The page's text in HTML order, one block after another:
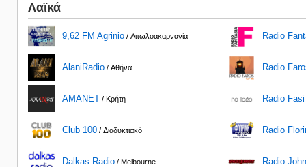
Λαϊκά
9,62 FM Agrinio / Αιτωλοακαρνανία
AlaniRadio / Αθήνα
AMANET / Κρήτη
Club 100 / Διαδυκτιακό
Dalkas Radio / Melbourne
Radio
Radio
Radio Fasi
Radio
Radio